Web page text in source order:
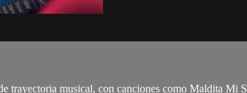
trayectoria musical, con canciones como Maldita Mi